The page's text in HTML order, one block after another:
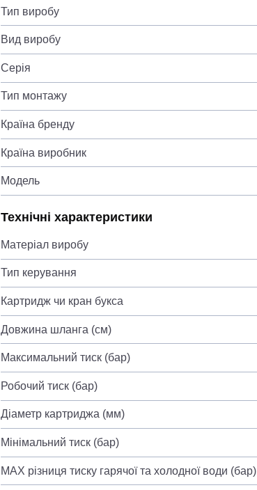
Тип виробу
Вид виробу
Серія
Тип монтажу
Країна бренду
Країна виробник
Модель
Технічні характеристики
Матеріал виробу
Тип керування
Картридж чи кран букса
Довжина шланга (см)
Максимальний тиск (бар)
Робочий тиск (бар)
Діаметр картриджа (мм)
Мінімальний тиск (бар)
MAX різниця тиску гарячої та холодної води (бар)